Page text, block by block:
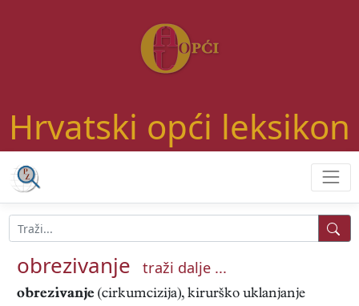
Hrvatski opći leksikon
obrezivanje traži dalje ...
obrezivanje (cirkumcizija), kirurško uklanjanje